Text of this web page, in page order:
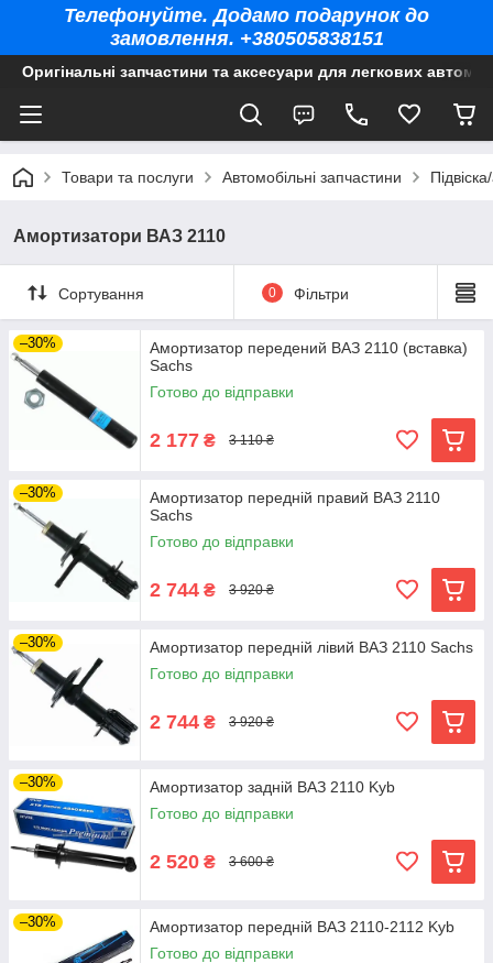
Телефонуйте. Додамо подарунок до
замовлення. +380505838151
Оригінальні запчастини та аксесуари для легкових
Товари та послуги Автомобільні запчастини
Амортизатори ВАЗ 2110
Сортування 0 Фільтри
–30%
Амортизатор передений ВАЗ 2110 (вставка)
Sachs
Готово до відправки
2 177 ₴ 3 110 ₴
–30%
Амортизатор передній правий ВАЗ 2110
Sachs
Готово до відправки
2 744 ₴ 3 920 ₴
–30%
Амортизатор передній лівий ВАЗ 2110 Sachs
Готово до відправки
2 744 ₴ 3 920 ₴
–30%
Амортизатор задній ВАЗ 2110 Kyb
Готово до відправки
2 520 ₴ 3 600 ₴
–30%
Амортизатор передній ВАЗ 2110-2112 Kyb
Готово до відправки